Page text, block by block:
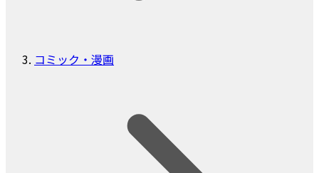
コミック・漫画